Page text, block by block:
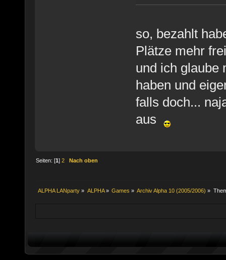
so, bezahlt
Plätze mehr
und ich glaube
haben und
falls doch...
aus
Seiten: [1]2 Nach oben
ALPHA LANparty » ALPHA» Games » Archiv Alpha 10 (2005/2006) »